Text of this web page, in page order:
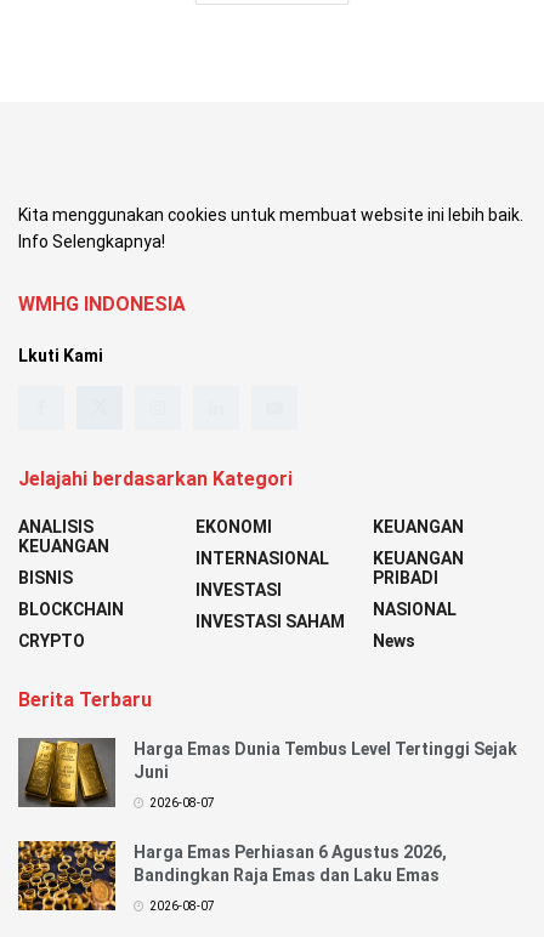
Kita menggunakan cookies untuk membuat website ini lebih baik.
Info Selengkapnya!
WMHG INDONESIA
Lkuti Kami
Jelajahi berdasarkan Kategori
ANALISIS
KEUANGAN
BISNIS
BLOCKCHAIN
CRYPTO
EKONOMI
INTERNASIONAL
INVESTASI
INVESTASI SAHAM
KEUANGAN
KEUANGAN
PRIBADI
NASIONAL
News
Berita Terbaru
Harga Emas Dunia Tembus Level Tertinggi Sejak
Juni
2026-08-07
Harga Emas Perhiasan 6 Agustus 2026,
Bandingkan Raja Emas dan Laku Emas
2026-08-07